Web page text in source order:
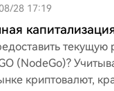
28 17:19
(NodeGo)?
криптовалют,